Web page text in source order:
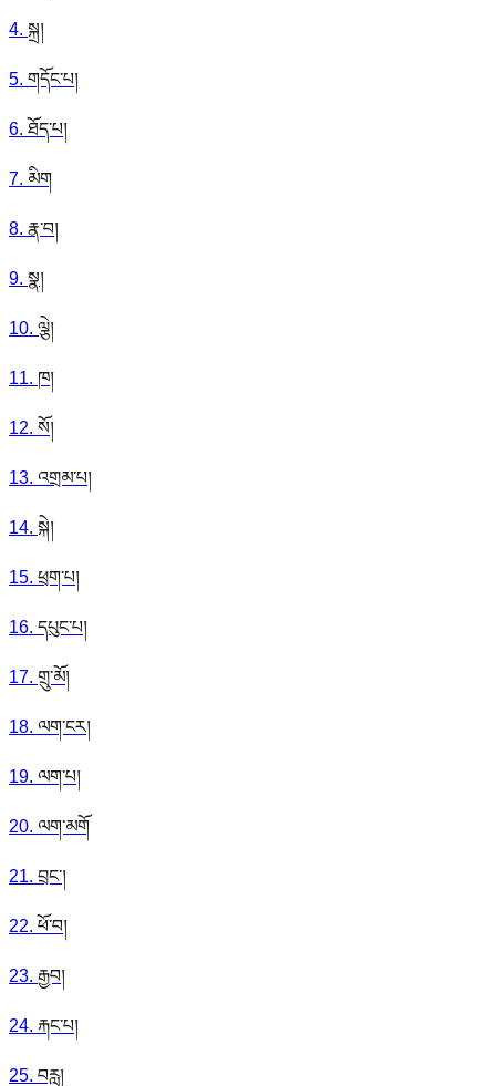
4. སྐྲ།
5. གདོང་པ།
6. ཐོད་པ།
7. མིག
8. རྣ་བ།
9. སྣ།
10. ལྕེ།
11. ཁ།
12. སོ།
13. འགྲམ་པ།
14. སྐེ།
15. ཕྲག་པ།
16. དཔུང་པ།
17. གྲུ་མོ།
18. ལག་ངར།
19. ལག་པ།
20. ལག་མགོ
21. བྲང་།
22. ཕོ་བ།
23. རྒྱབ།
24. རྐང་པ།
25. བརླ།